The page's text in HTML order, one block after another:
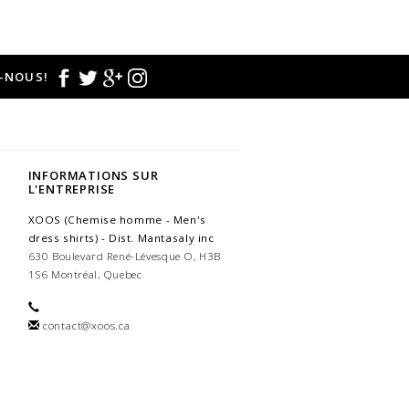
NOUS!
INFORMATIONS SUR
L'ENTREPRISE
XOOS (Chemise homme - Men's
dress shirts) - Dist. Mantasaly inc
630 Boulevard René-Lévesque O, H3B
1S6 Montréal, Quebec
contact@xoos.ca